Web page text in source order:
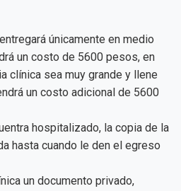
únicamente en medio
un costo de 5600 pesos, en
clínica sea muy grande y llene
un costo adicional de 5600
hospitalizado, la copia de la
hasta cuando le den el egreso
un documento privado,